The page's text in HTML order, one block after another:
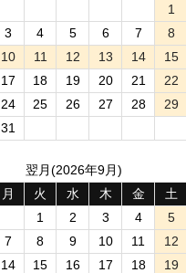
1
3 4 5 6 7
8
10 11 12 13 14
15
17 18 19 20 21
22
24 25 26 27 28
29
31
翌月(2026年9月)
月 火 水 木 金
土
1
2 3 4
5
7 8 9 10 11
12
14 15 16 17 18
19